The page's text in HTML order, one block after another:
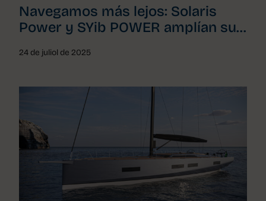
Navegamos más lejos: Solaris
Power y SYib POWER amplían su
24 de juliol de 2025